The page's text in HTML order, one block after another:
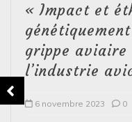
« Impact et
grippe aviaire
l’industrie
6 novembre 2023 0